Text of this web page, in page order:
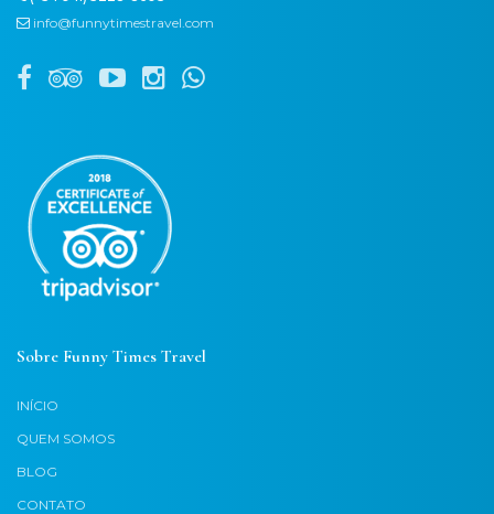
info@funnytimestravel.com
Sobre Funny Times Travel
INÍCIO
QUEM SOMOS
BLOG
CONTATO